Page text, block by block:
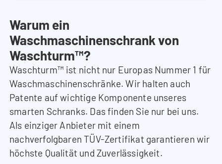
Warum ein
Waschmaschinenschrank von
Waschturm™?
Waschturm™ ist nicht nur Europas Nummer 1 für
Waschmaschinenschränke. Wir halten auch
Patente auf wichtige Komponente unseres
smarten Schranks. Das finden Sie nur bei uns.
Als einziger Anbieter mit einem
nachverfolgbaren TÜV-Zertifikat garantieren wir
höchste Qualität und Zuverlässigkeit.